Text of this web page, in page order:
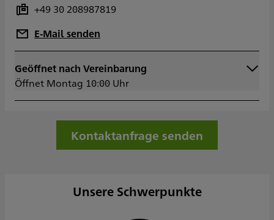
+49 30 208987819
E-Mail senden
Geöffnet nach Vereinbarung
Öffnet Montag 10:00 Uhr
Montag
Dienstag
Mittwoch
10:00 - 18:00
Kontaktanfrage senden
Unsere Schwerpunkte